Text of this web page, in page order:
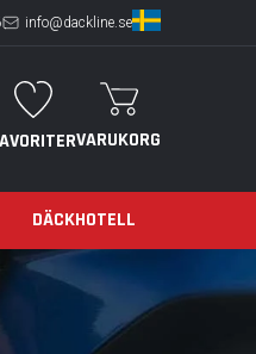
info@dackline.se
VARUKORG
DÄCKHOTELL